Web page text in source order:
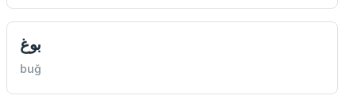
بوغ
buğ